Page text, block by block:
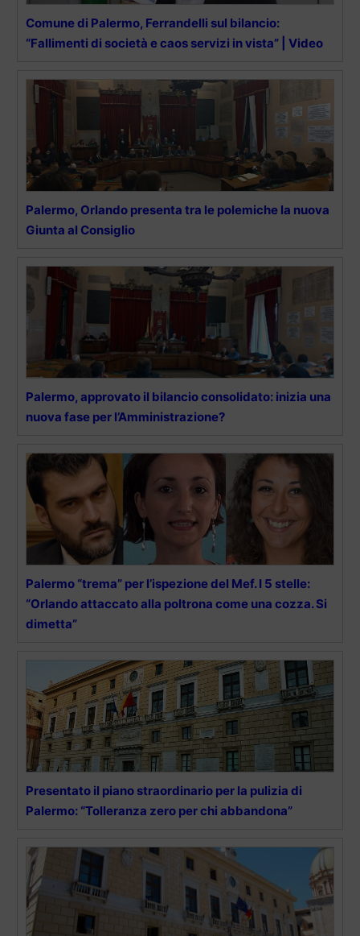
Comune di Palermo, Ferrandelli sul bilancio:
“Fallimenti di società e caos servizi in vista” | Video
Palermo, Orlando presenta tra le polemiche la nuova
Giunta al Consiglio
Palermo, approvato il bilancio consolidato: inizia una
nuova fase per l’Amministrazione?
Palermo “trema” per l’ispezione del Mef. I 5 stelle:
“Orlando attaccato alla poltrona come una cozza. Si
dimetta”
Presentato il piano straordinario per la pulizia di
Palermo: “Tolleranza zero per chi abbandona”